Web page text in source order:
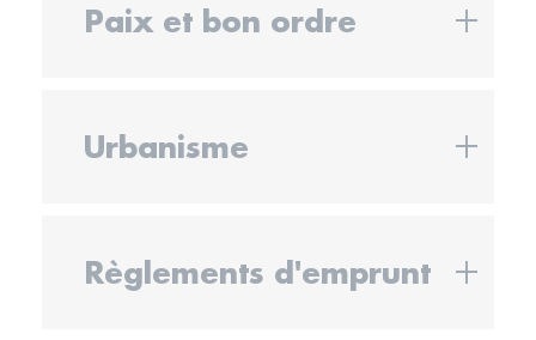
Paix et bon ordre
Urbanisme
Règlements d'emprunt